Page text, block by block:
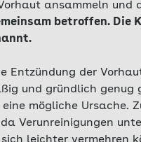
ansammeln und
betroffen.
Entzündung der
und gründlich genug
mögliche Ursache.
Verunreinigungen